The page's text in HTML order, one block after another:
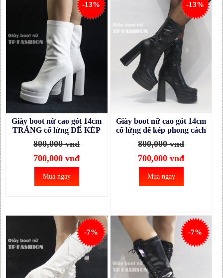
-13%
Giày boot nữ cao gót 14cm
TRẮNG cổ lửng ĐẾ KÉP
phong cách Âu Mỹ
GBN120B
800,000 vnđ
700,000 vnđ
Mua ngay
-13%
Giày boot nữ cao gót 14cm
cổ lửng đế kép phong cách
Âu Mỹ GBN120A
800,000 vnđ
700,000 vnđ
Mua ngay
-7% -7%